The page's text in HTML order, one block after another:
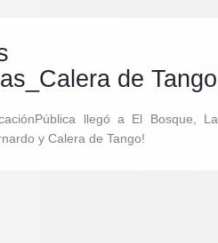
de Tango
llegó a El Bosque, La
y Calera de Tango!